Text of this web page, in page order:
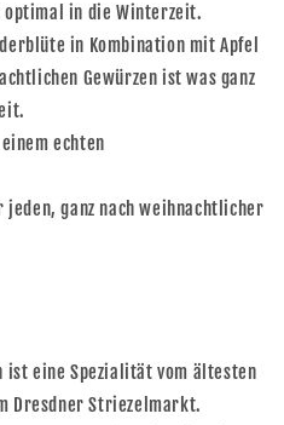
optimal in die Winterzeit.
in Kombination mit Apfel
Gewürzen ist was ganz
echten
jeden, ganz nach weihnachtlicher
ist eine Spezialität vom ältesten
Dresdner Striezelmarkt.